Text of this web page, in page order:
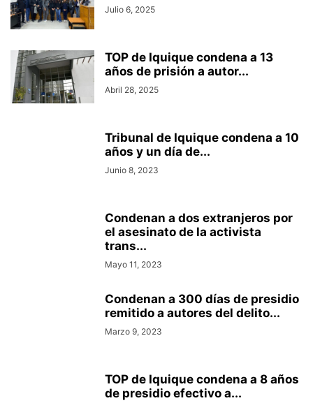
Julio 6, 2025
TOP de Iquique condena a 13
años de prisión a autor...
Abril 28, 2025
Tribunal de Iquique condena a 10
años y un día de...
Junio 8, 2023
Condenan a dos extranjeros por
el asesinato de la activista
trans...
Mayo 11, 2023
Condenan a 300 días de presidio
remitido a autores del delito...
Marzo 9, 2023
TOP de Iquique condena a 8 años
de presidio efectivo a...